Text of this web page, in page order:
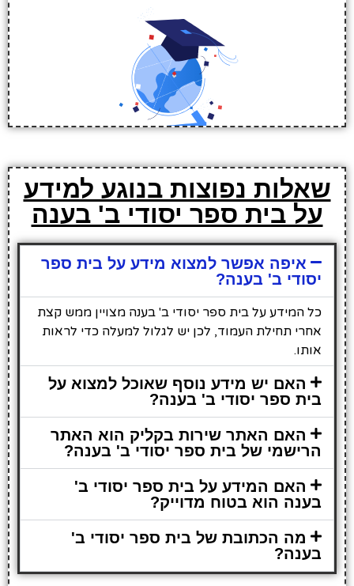
שאלות נפוצות בנוגע למידע
על בית ספר יסודי ב' בענה
איפה אפשר למצוא מידע על בית ספר
יסודי ב' בענה?
כל המידע על בית ספר יסודי ב' בענה מצויין ממש קצת
אחרי תחילת העמוד, לכן יש לגלול למעלה כדי לראות
אותו.
האם יש מידע נוסף שאוכל למצוא על
בית ספר יסודי ב' בענה?
האם האתר שירות בקליק הוא האתר
הרישמי של בית ספר יסודי ב' בענה?
האם המידע על בית ספר יסודי ב'
בענה הוא בטוח מדוייק?
מה הכתובת של בית ספר יסודי ב'
בענה?